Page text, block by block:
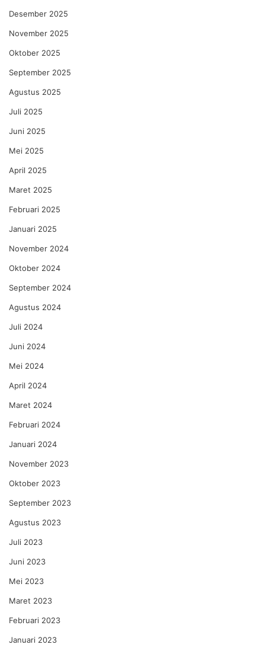
Desember 2025
November 2025
Oktober 2025
September 2025
Agustus 2025
Juli 2025
Juni 2025
Mei 2025
April 2025
Maret 2025
Februari 2025
Januari 2025
November 2024
Oktober 2024
September 2024
Agustus 2024
Juli 2024
Juni 2024
Mei 2024
April 2024
Maret 2024
Februari 2024
Januari 2024
November 2023
Oktober 2023
September 2023
Agustus 2023
Juli 2023
Juni 2023
Mei 2023
Maret 2023
Februari 2023
Januari 2023